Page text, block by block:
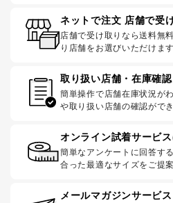
ネットで注文 店舗で受
店舗で受け取りなら送料無
り店舗をお選びいただけます
取り扱い店舗・在庫確認
簡単操作で店舗在庫状況が
や取り扱い店舗の確認ができ
オンライン試着サービ
簡単なアンケートに回答す
合った最適なサイズをご提案
メールマガジンサービス